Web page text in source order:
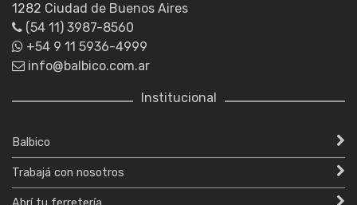
1282 Ciudad de Buenos Aires
(54 11) 3987-8560
+54 9 11 5936-4999
info@balbico.com.ar
Institucional
Balbico
Trabajá con nosotros